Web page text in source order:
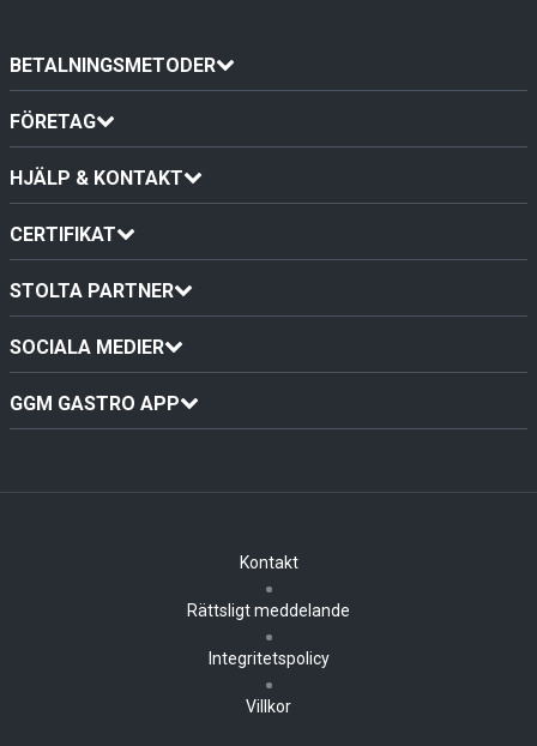
BETALNINGSMETODER
FÖRETAG
HJÄLP & KONTAKT
CERTIFIKAT
STOLTA PARTNER
SOCIALA MEDIER
GGM GASTRO APP
Kontakt
Rättsligt meddelande
Integritetspolicy
Villkor